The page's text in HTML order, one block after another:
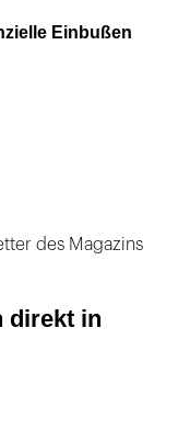
Einbußen
des Magazins
direkt in